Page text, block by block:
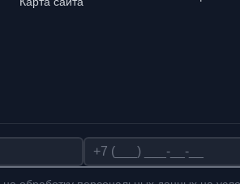
Телефон